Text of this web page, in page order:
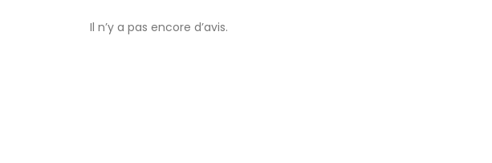
Il n’y a pas encore d’avis.